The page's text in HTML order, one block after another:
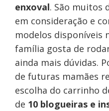
enxoval. São muitos
em consideração e
modelos disponíveis
família gosta de
ainda mais dúvidas.
de futuras mamães
escolha do carrinho
de 10 blogueiras e